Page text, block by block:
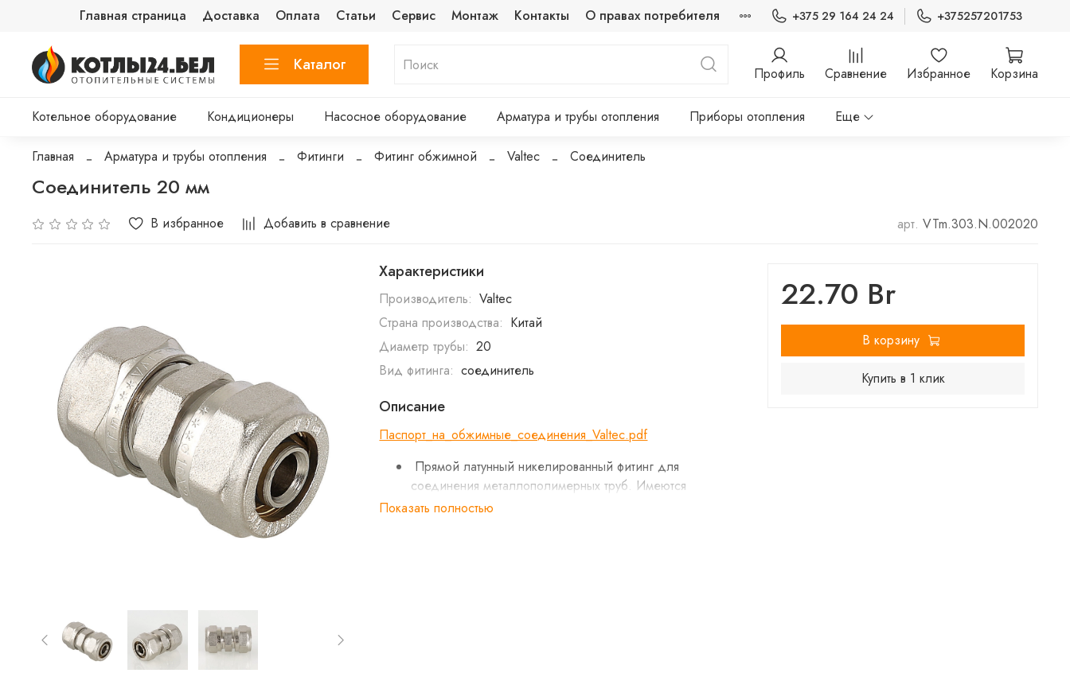
Главная страница Доставка Оплата Статьи Сервис Монтаж Контакты О правах потребителя +375 29 164 24 24 +375257201753
Каталог Профиль Сравнение Избранное Корзина
Котельное оборудование Кондиционеры Насосное оборудование Арматура и трубы отопления Приборы отопления Еще
Главная Арматура и трубы отопления Фитинги Фитинг обжимной Valtec Соединитель
Соединитель 20 мм
В избранное Добавить в сравнение арт. VTm.303.N.002020
Характеристики
Производитель: Valtec
Страна производства: Китай
Диаметр трубы: 20
Вид фитинга: соединитель
Описание
Паспорт_на_обжимные_соединения_Valtec.pdf
Прямой латунный никелированный фитинг для
соединения металлополимерных труб. Имеются
равнопроходные модели и модели с переходом на
Показать полностью
22.70 Br
В корзину
Купить в 1 клик